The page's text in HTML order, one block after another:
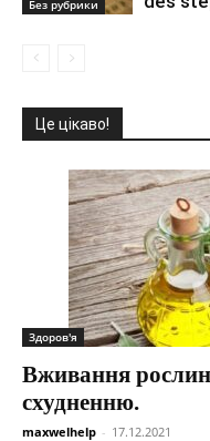
Без рубрики
Це цікаво!
Здоров'я
Вживання
схудненню.
maxwelhelp - 17.12.2021